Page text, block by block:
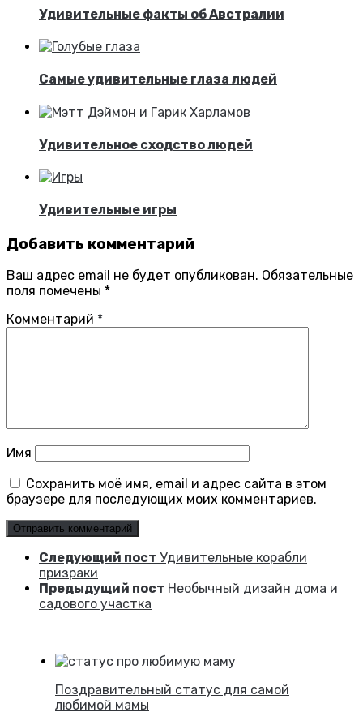
Удивительные факты об Австралии
Самые удивительные глаза людей
Удивительное сходство людей
Удивительные игры
Добавить комментарий
Ваш адрес email не будет опубликован. Обязательные
поля помечены *
Комментарий *
Имя
Сохранить моё имя, email и адрес сайта в этом
браузере для последующих моих комментариев.
Следующий пост Удивительные корабли
призраки
Предыдущий пост Необычный дизайн дома и
садового участка
Поздравительный статус для самой
любимой мамы